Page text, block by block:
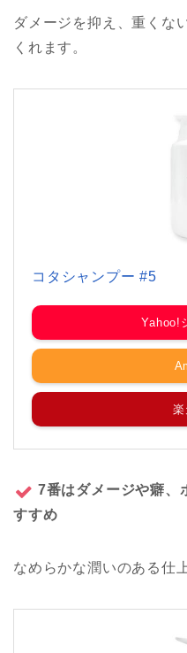
ダメージを抑え、重くな
くれます。
コタシャンプー #5
Yahoo!
7番はダメージや癖、
すすめ
なめらかな潤いのある仕